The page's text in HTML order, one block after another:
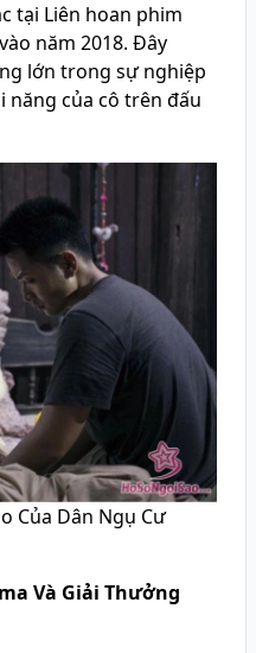
tại Liên hoan phim
năm 2018. Đây
lớn trong sự nghiệp
năng của cô trên đấu
Của Dân Ngụ Cư
Và Giải Thưởng